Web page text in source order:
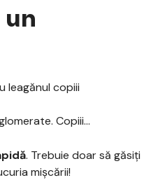
un
leagănul copiii
Copiii
. Trebuie doar să găsiți
mișcării!